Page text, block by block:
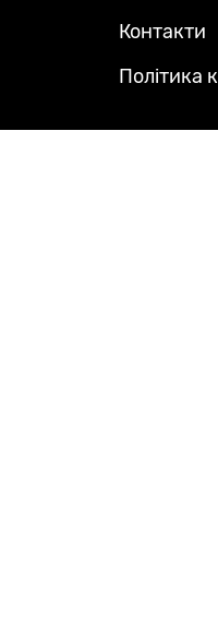
Контакти
Політика